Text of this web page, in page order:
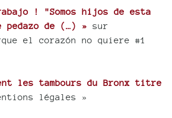
! "Somos hijos de esta
de (…) » sur
el corazón no quiere #1
les tambours du Bronx titre
légales »